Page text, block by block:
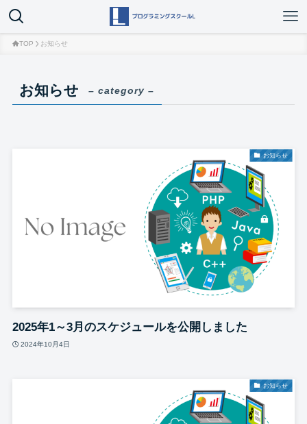
TOP お知らせ
お知らせ – category –
お知らせ
2025年1～3月のスケジュールを公開しました
2024年10月4日
お知らせ